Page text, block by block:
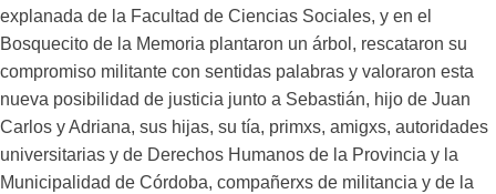
explanada de la Facultad de Ciencias Sociales, y en el
Bosquecito de la Memoria plantaron un árbol, rescataron su
compromiso militante con sentidas palabras y valoraron esta
nueva posibilidad de justicia junto a Sebastián, hijo de Juan
Carlos y Adriana, sus hijas, su tía, primxs, amigxs, autoridades
universitarias y de Derechos Humanos de la Provincia y la
Municipalidad de Córdoba, compañerxs de militancia y de la